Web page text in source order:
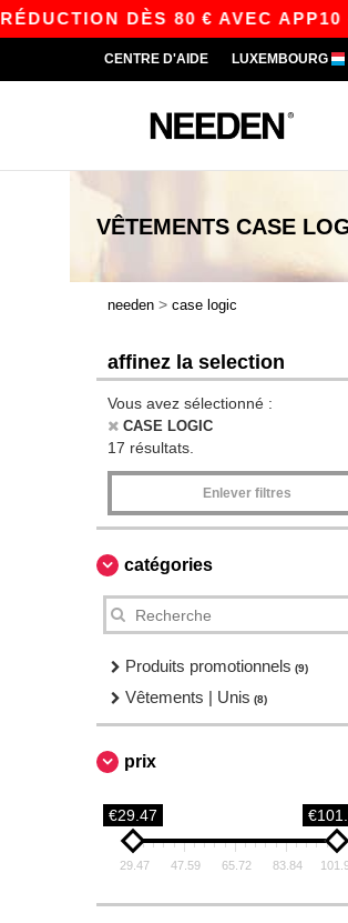
DÈS 80 € AVEC APP10 –
CENTRE D'AIDE LUXEMBOURG
VÊTEMENTS CASE
needen > case logic
affinez la selection
Vous avez sélectionné :
CASE LOGIC
17 résultats.
Enlever filtres
catégories
Produits promotionnels (9)
Vêtements | Unis (8)
prix
€29.47
29.47 47.59 65.72 83.84